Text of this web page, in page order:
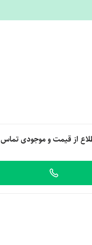
از قیمت و موجودی تماس